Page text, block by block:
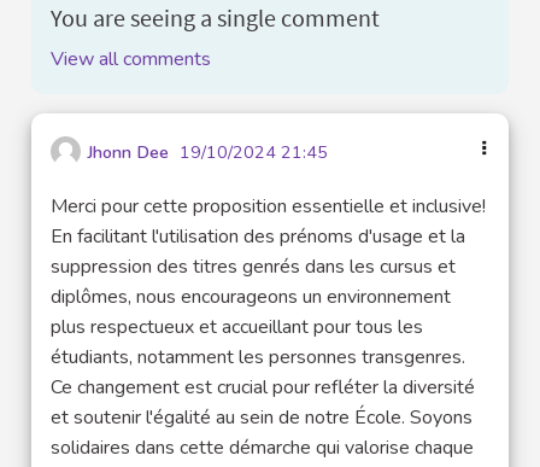
You are seeing a single comment
View all comments
Jhonn Dee 19/10/2024 21:45
Merci pour cette proposition essentielle et inclusive!
En facilitant l'utilisation des prénoms d'usage et la
suppression des titres genrés dans les cursus et
diplômes, nous encourageons un environnement
plus respectueux et accueillant pour tous les
étudiants, notamment les personnes transgenres.
Ce changement est crucial pour refléter la diversité
et soutenir l'égalité au sein de notre École. Soyons
solidaires dans cette démarche qui valorise chaque